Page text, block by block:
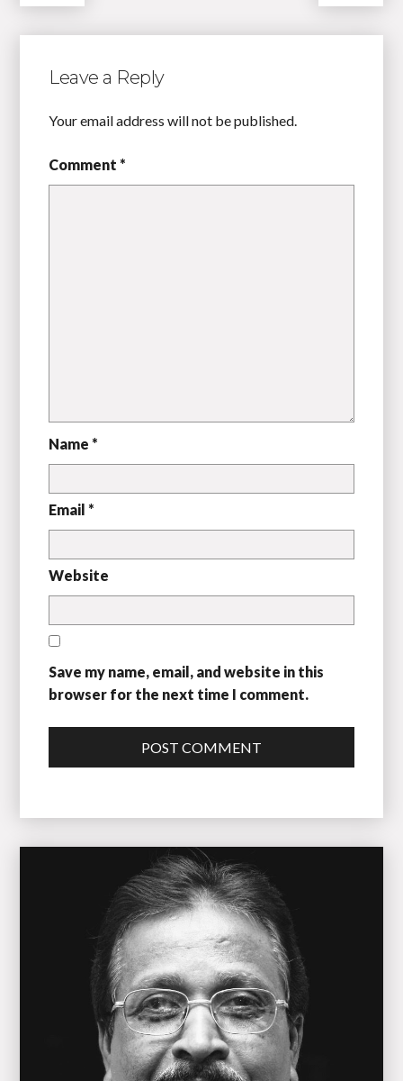
Leave a Reply
Your email address will not be published.
Comment *
Name *
Email *
Website
Save my name, email, and website in this
browser for the next time I comment.
POST COMMENT